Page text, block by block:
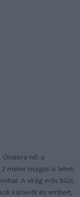
Óriásira nő: a
méter magas is lehet,
A virág erős bűzt,
kártevőt és embert,